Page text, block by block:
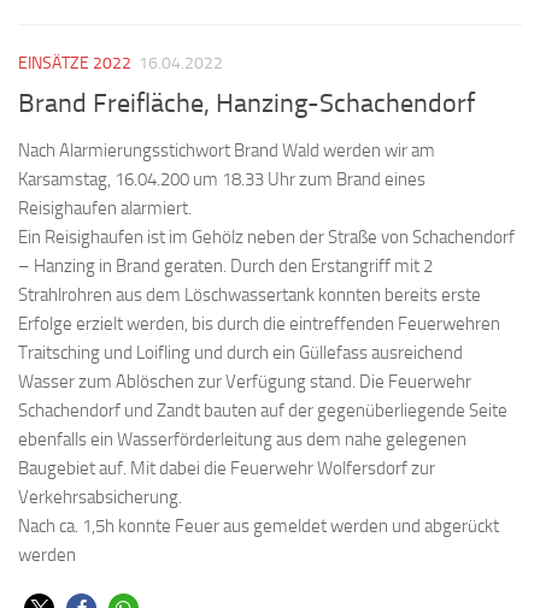
EINSÄTZE 2022 16.04.2022
Brand Freifläche, Hanzing-Schachendorf
Nach Alarmierungsstichwort Brand Wald werden wir am
Karsamstag, 16.04.200 um 18.33 Uhr zum Brand eines
Reisighaufen alarmiert.
Ein Reisighaufen ist im Gehölz neben der Straße von Schachendorf
– Hanzing in Brand geraten. Durch den Erstangriff mit 2
Strahlrohren aus dem Löschwassertank konnten bereits erste
Erfolge erzielt werden, bis durch die eintreffenden Feuerwehren
Traitsching und Loifling und durch ein Güllefass ausreichend
Wasser zum Ablöschen zur Verfügung stand. Die Feuerwehr
Schachendorf und Zandt bauten auf der gegenüberliegende Seite
ebenfalls ein Wasserförderleitung aus dem nahe gelegenen
Baugebiet auf. Mit dabei die Feuerwehr Wolfersdorf zur
Verkehrsabsicherung.
Nach ca. 1,5h konnte Feuer aus gemeldet werden und abgerückt
werden